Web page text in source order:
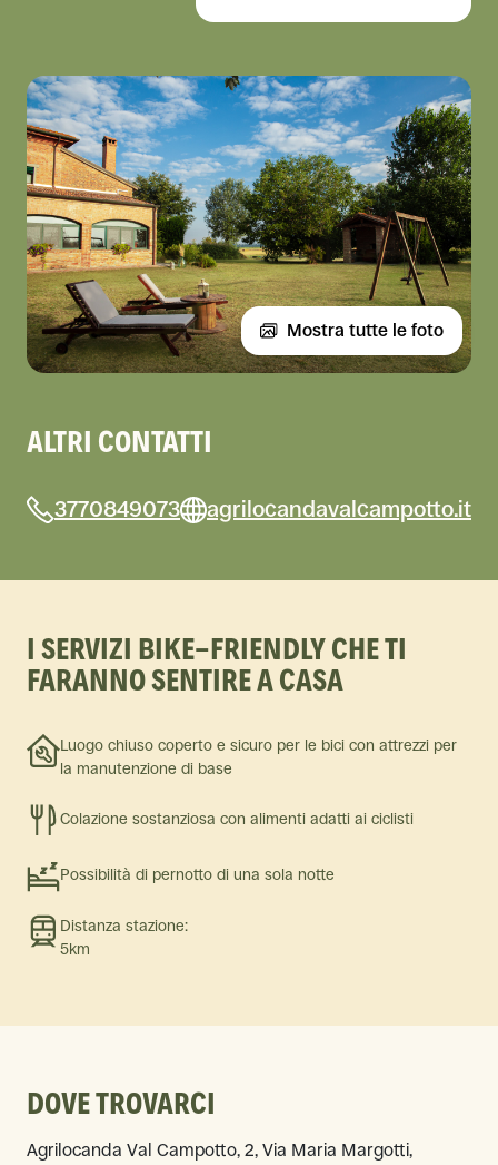
Mostra tutte le foto
ALTRI CONTATTI
3770849073 agrilocandavalcampotto.it
I SERVIZI BIKE-FRIENDLY CHE TI
FARANNO SENTIRE A CASA
Luogo chiuso coperto e sicuro per le bici con attrezzi per
la manutenzione di base
Colazione sostanziosa con alimenti adatti ai ciclisti
Possibilità di pernotto di una sola notte
Distanza stazione:
5km
DOVE TROVARCI
Agrilocanda Val Campotto, 2, Via Maria Margotti,